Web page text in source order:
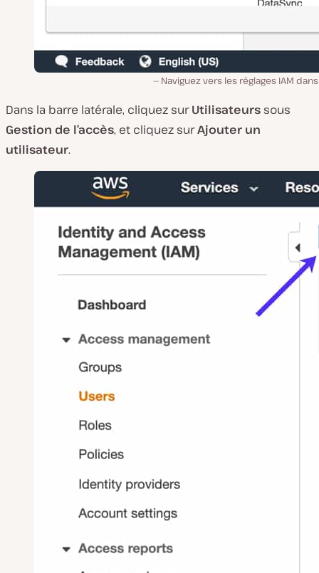
Naviguez vers les réglages IAM dans
Dans la barre latérale, cliquez surUtilisateurs sous
Gestion de l’accès, et cliquez surAjouter un
utilisateur.